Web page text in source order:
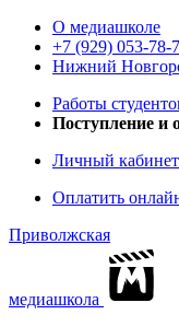
О медиашколе
+7 (929) 053-78-
Нижний
Работы
Поступление и
Личный кабинет
Оплатить
Приволжская
медиашкола